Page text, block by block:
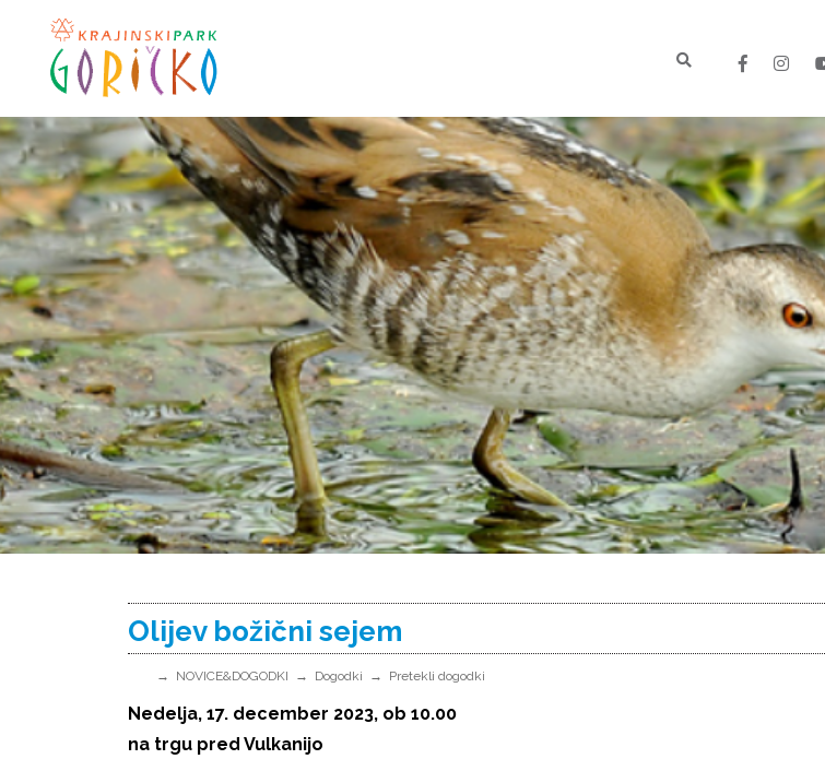
Olijev božični sejem
NOVICE&DOGODKI Dogodki Pretekli dogodki
Nedelja, 17. december 2023, ob 10.00
na trgu pred Vulkanijo